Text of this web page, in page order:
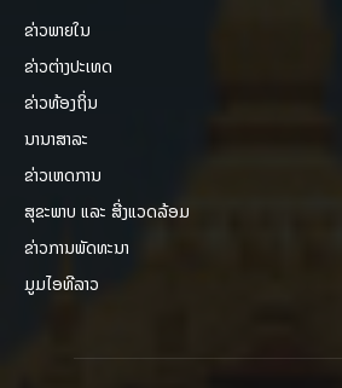
ຂ່າວພາຍ​ໃນ
ຂ່າວຕ່າງປະເທດ
ຂ່າວທ້ອງຖິ່ນ
ນານາສາລະ
ຂ່າວເຫດການ
ສຸຂະພາບ ແລະ ສີ່ງແວດລ້ອມ
ຂ່າວການພັດທະນາ
ມູມໄອທີລາວ